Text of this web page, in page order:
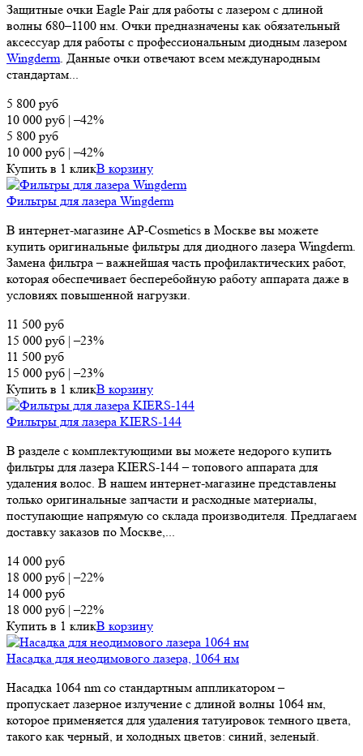
Защитные очки Eagle Pair для работы с лазером с длиной
волны 680–1100 нм. Очки предназначены как обязательный
аксессуар для работы с профессиональным диодным лазером
Wingderm. Данные очки отвечают всем международным
стандартам...
5 800 руб
10 000 руб |–42%
5 800 руб
10 000 руб |–42%
Купить в 1 кликВ корзину
Фильтры для лазера Wingderm
В интернет-магазине AP-Cosmetics в Москве вы можете
купить оригинальные фильтры для диодного лазера Wingderm.
Замена фильтра – важнейшая часть профилактических работ,
которая обеспечивает бесперебойную работу аппарата даже в
условиях повышенной нагрузки.
11 500 руб
15 000 руб |–23%
11 500 руб
15 000 руб |–23%
Купить в 1 кликВ корзину
Фильтры для лазера KIERS-144
В разделе с комплектующими вы можете недорого купить
фильтры для лазера KIERS-144 – топового аппарата для
удаления волос. В нашем интернет-магазине представлены
только оригинальные запчасти и расходные материалы,
поступающие напрямую со склада производителя. Предлагаем
доставку заказов по Москве,...
14 000 руб
18 000 руб |–22%
14 000 руб
18 000 руб |–22%
Купить в 1 кликВ корзину
Насадка для неодимового лазера, 1064 нм
Насадка 1064 nm со стандартным аппликатором –
пропускает лазерное излучение с длиной волны 1064 нм,
которое применяется для удаления татуировок темного цвета,
такого как черный, и холодных цветов: синий, зеленый.